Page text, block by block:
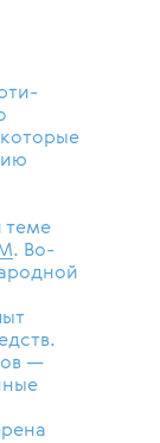
теме
. Во-
—